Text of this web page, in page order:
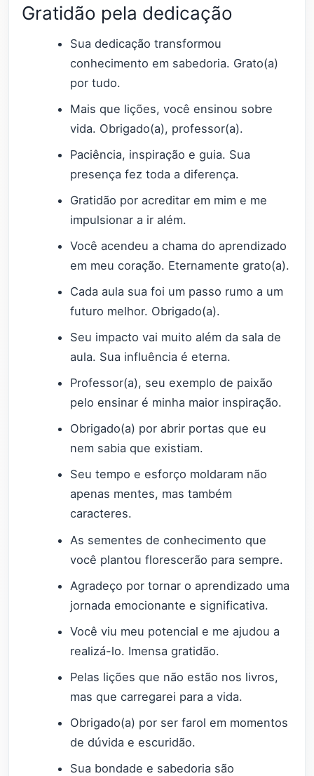
Gratidão pela dedicação
Sua dedicação transformou
conhecimento em sabedoria. Grato(a)
por tudo.
Mais que lições, você ensinou sobre
vida. Obrigado(a), professor(a).
Paciência, inspiração e guia. Sua
presença fez toda a diferença.
Gratidão por acreditar em mim e me
impulsionar a ir além.
Você acendeu a chama do aprendizado
em meu coração. Eternamente grato(a).
Cada aula sua foi um passo rumo a um
futuro melhor. Obrigado(a).
Seu impacto vai muito além da sala de
aula. Sua influência é eterna.
Professor(a), seu exemplo de paixão
pelo ensinar é minha maior inspiração.
Obrigado(a) por abrir portas que eu
nem sabia que existiam.
Seu tempo e esforço moldaram não
apenas mentes, mas também
caracteres.
As sementes de conhecimento que
você plantou florescerão para sempre.
Agradeço por tornar o aprendizado uma
jornada emocionante e significativa.
Você viu meu potencial e me ajudou a
realizá-lo. Imensa gratidão.
Pelas lições que não estão nos livros,
mas que carregarei para a vida.
Obrigado(a) por ser farol em momentos
de dúvida e escuridão.
Sua bondade e sabedoria são